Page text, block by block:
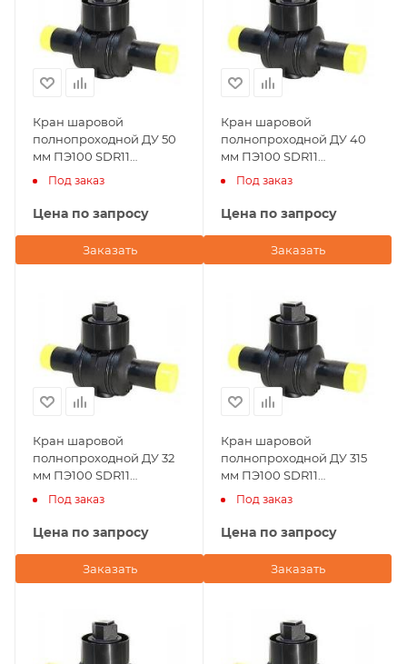
Кран шаровой
полнопроходной ДУ 50
мм ПЭ100 SDR11
Andronaco (Франция)
Под заказ
Цена по запросу
Заказать
Кран шаровой
полнопроходной ДУ 40
мм ПЭ100 SDR11
Andronaco (Франция)
Под заказ
Цена по запросу
Заказать
Кран шаровой
полнопроходной ДУ 32
мм ПЭ100 SDR11
Andronaco (Франция)
Под заказ
Цена по запросу
Заказать
Кран шаровой
полнопроходной ДУ 315
мм ПЭ100 SDR11
Andronaco (Франция)
Под заказ
Цена по запросу
Заказать